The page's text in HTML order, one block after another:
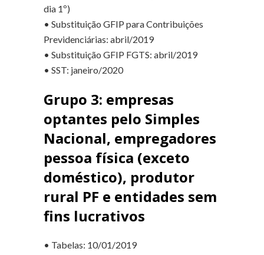
dia 1º)
• Substituição GFIP para Contribuições
Previdenciárias: abril/2019
• Substituição GFIP FGTS: abril/2019
• SST: janeiro/2020
Grupo 3: empresas
optantes pelo Simples
Nacional, empregadores
pessoa física (exceto
doméstico), produtor
rural PF e entidades sem
fins lucrativos
• Tabelas: 10/01/2019